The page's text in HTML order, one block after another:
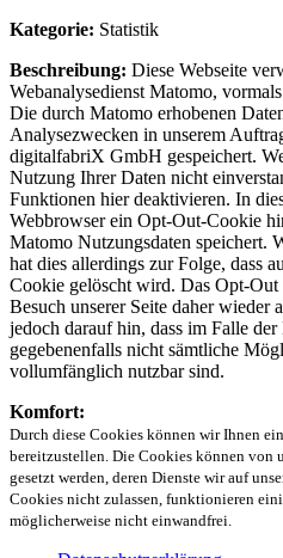
Kategorie: Statistik
Beschreibung: Diese Webseite
Webanalysedienst Matomo,
Die durch Matomo erhobenen
Analysezwecken in unserem
digitalfabriX GmbH gespeichert.
Nutzung Ihrer Daten nicht
Funktionen hier deaktivieren. In
Webbrowser ein Opt-Out-Cookie
Matomo Nutzungsdaten speichert.
hat dies allerdings zur Folge, dass
Cookie gelöscht wird. Das Opt-Out
Besuch unserer Seite daher wieder
jedoch darauf hin, dass im Falle
gegebenenfalls nicht sämtliche
vollumfänglich nutzbar sind.
Komfort:
Durch diese Cookies können wir Ihnen
bereitzustellen. Die Cookies können von
gesetzt werden, deren Dienste wir auf
Cookies nicht zulassen, funktionieren
möglicherweise nicht einwandfrei.